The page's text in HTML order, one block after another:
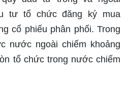
tư tổ chức đăng ký mua
cổ phiếu phân phối. Trong
nước ngoài chiếm khoảng
tổ chức trong nước chiếm